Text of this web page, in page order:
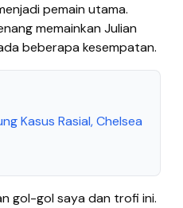
pemain utama.
memainkan Julian
beberapa kesempatan.
Kasus Rasial, Chelsea
gol-gol saya dan trofi ini.